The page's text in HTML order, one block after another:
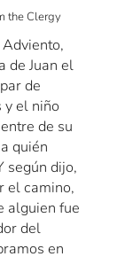
the Clergy
de Juan el
de
y el niño
de su
quién
según dijo,
el camino,
alguien fue
del
en